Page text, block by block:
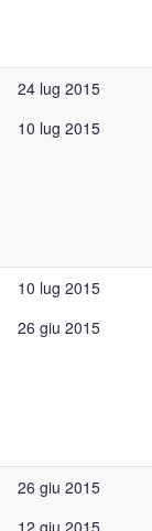
24 lug 2015
10 lug 2015
10 lug 2015
26 giu 2015
26 giu 2015
12 giu 2015